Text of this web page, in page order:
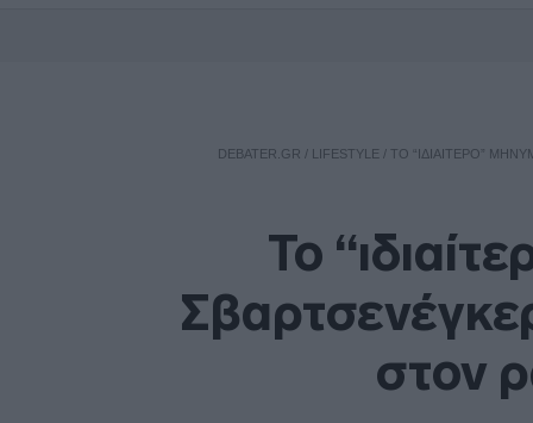
DEBATER.GR / LIFESTYLE / ΤΟ “ΙΔΙΑΊΤΕΡΟ”
Το
στον